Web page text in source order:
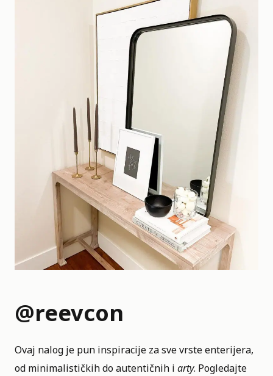
@reevcon
Ovaj nalog je pun inspiracije za sve vrste enterijera,
od minimalističkih do autentičnih i arty. Pogledajte